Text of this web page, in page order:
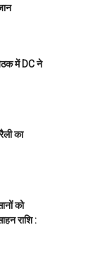
में DC ने
का
को
राशि :